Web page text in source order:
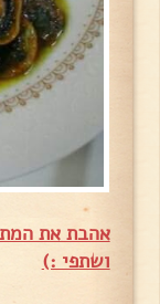
אהבת את
ושתפי :)